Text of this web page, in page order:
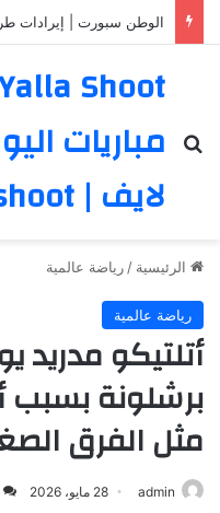
مباريات
لايف | yallashoot
بحث عن
الرئيسية / رياضة عالمية
رياضة عالمية
أتلتيكو مدريد
برشلونة بسبب
مثل الفرق
admin 28 مايو، 2026